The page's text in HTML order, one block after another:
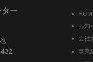
ー
お知
会社
事業